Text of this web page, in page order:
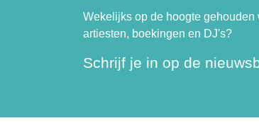
Wekelijks op de hoogte
artiesten, boekingen en DJ's?
Schrijf je in op de